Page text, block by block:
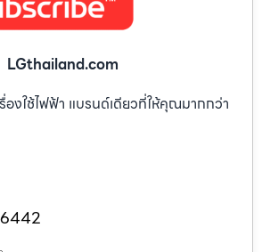
LGthailand.com
องใช้ไฟฟ้า แบรนด์เดียวที่ให้คุณมากกว่า